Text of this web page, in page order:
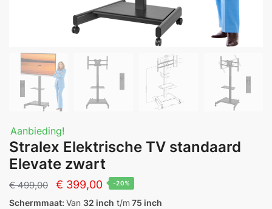
Aanbieding!
Stralex Elektrische TV standaard
Elevate zwart
€499,00
Oorspronkelijke
prijs
€ 399,00Huidige
prijs
-20%
Schermmaat: Van 32 inch t/m 75 inch